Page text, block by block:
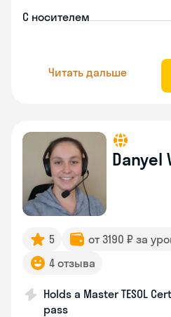
С носителем
Читать дальше
Danyel
5 от 3190 ₽ за
4 отзыва
Holds a Master TESOL
pass